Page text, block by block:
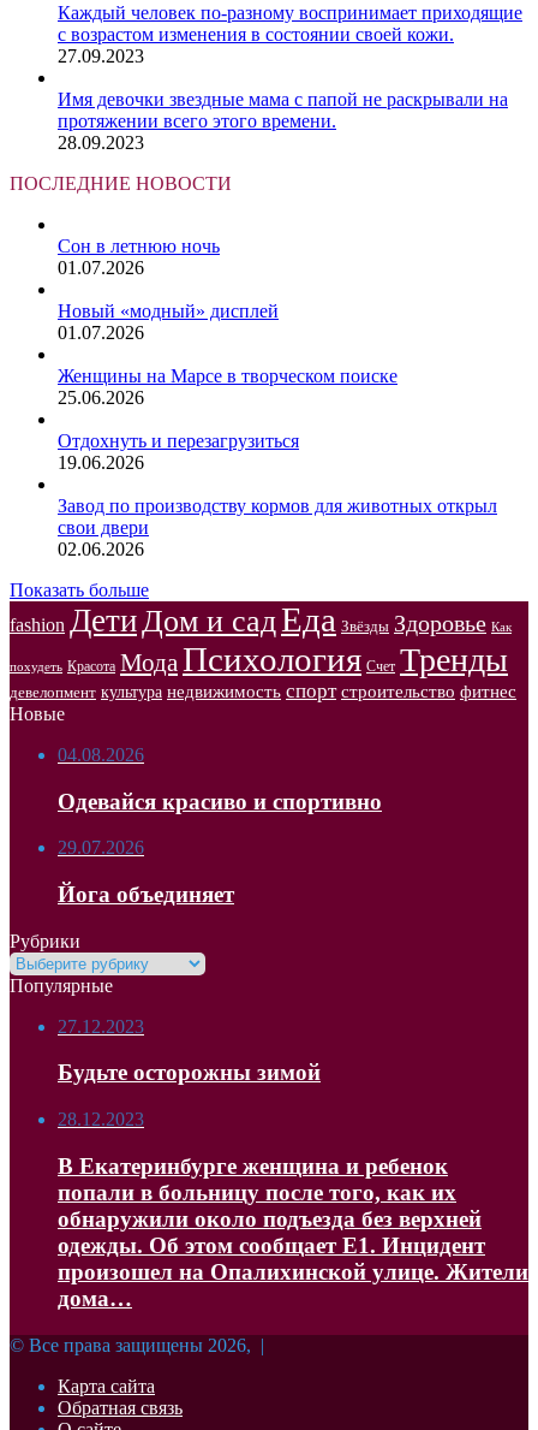
Каждый человек по-разному воспринимает приходящие
с возрастом изменения в состоянии своей кожи.
27.09.2023
Имя девочки звездные мама с папой не раскрывали на
протяжении всего этого времени.
28.09.2023
ПОСЛЕДНИЕ НОВОСТИ
Сон в летнюю ночь
01.07.2026
Новый «модный» дисплей
01.07.2026
Женщины на Марсе в творческом поиске
25.06.2026
Отдохнуть и перезагрузиться
19.06.2026
Завод по производству кормов для животных открыл
свои двери
02.06.2026
Показать больше
fashion ДетиДом и садЕда Звёзды Здоровье Как
похудеть Красота Мода Психология Счет Тренды
девелопмент культура недвижимость спорт строительство фитнес
Новые
04.08.2026
Одевайся красиво и спортивно
29.07.2026
Йога объединяет
Рубрики
Рубрики
Популярные
27.12.2023
Будьте осторожны зимой
28.12.2023
В Екатеринбурге женщина и ребенок
попали в больницу после того, как их
обнаружили около подъезда без верхней
одежды. Об этом сообщает Е1. Инцидент
произошел на Опалихинской улице. Жители
дома…
© Все права защищены 2026, |
Карта сайта
Обратная связь